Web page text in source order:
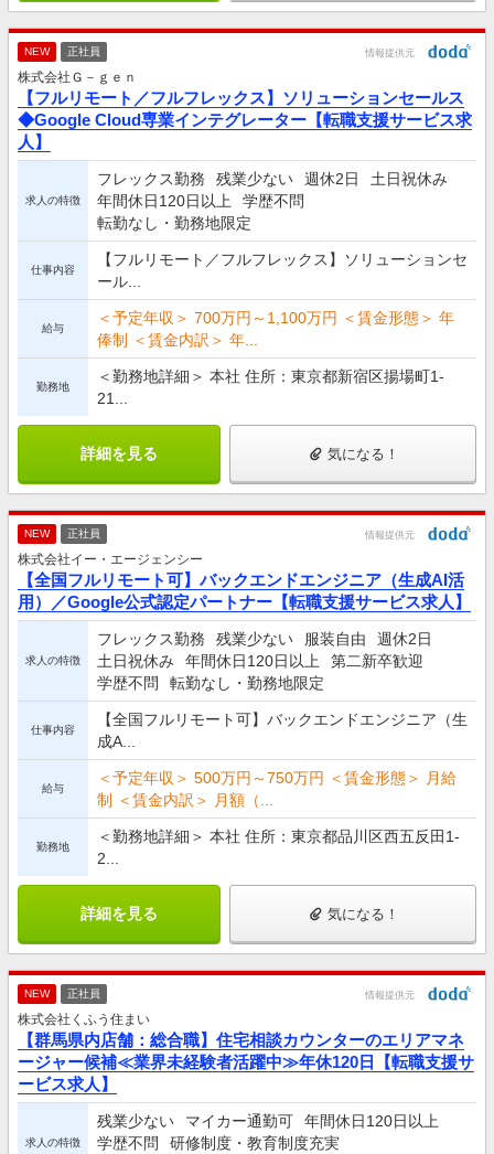
NEW 正社員 情報提供元
株式会社Ｇ－ｇｅｎ
【フルリモート／フルフレックス】ソリューションセールス
◆Google Cloud専業インテグレーター【転職支援サービス求
人】
求人の特徴
フレックス勤務 残業少ない 週休2日
土日祝休み
年間休日120日以上
学歴不問
転勤なし・勤務地限定
仕事内容
【フルリモート／フルフレックス】ソリューションセ
ール...
給与
＜予定年収＞ 700万円～1,100万円 ＜賃金形態＞ 年
俸制 ＜賃金内訳＞ 年...
勤務地
＜勤務地詳細＞ 本社 住所：東京都新宿区揚場町1-
21...
詳細を見る 気になる！
NEW 正社員 情報提供元
株式会社イー・エージェンシー
【全国フルリモート可】バックエンドエンジニア（生成AI活
用）／Google公式認定パートナー【転職支援サービス求人】
求人の特徴
フレックス勤務 残業少ない 服装自由
週休2日
土日祝休み
年間休日120日以上
第二新卒歓迎
学歴不問
転勤なし・勤務地限定
仕事内容
【全国フルリモート可】バックエンドエンジニア（生
成A...
給与
＜予定年収＞ 500万円～750万円 ＜賃金形態＞ 月給
制 ＜賃金内訳＞ 月額（...
勤務地
＜勤務地詳細＞ 本社 住所：東京都品川区西五反田1-
2...
詳細を見る 気になる！
NEW 正社員 情報提供元
株式会社くふう住まい
【群馬県内店舗：総合職】住宅相談カウンターのエリアマネ
ージャー候補≪業界未経験者活躍中≫年休120日【転職支援サ
ービス求人】
求人の特徴
残業少ない マイカー通勤可
年間休日120日以上
学歴不問
研修制度・教育制度充実